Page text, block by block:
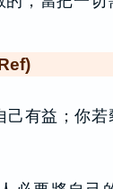
己有益；你若